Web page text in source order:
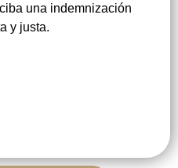
una indemnización
y justa.